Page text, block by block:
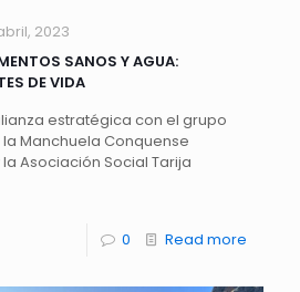
2023
SANOS Y AGUA:
DE VIDA
estratégica con el grupo
Manchuela Conquense
la Asociación Social Tarija
0 Read more